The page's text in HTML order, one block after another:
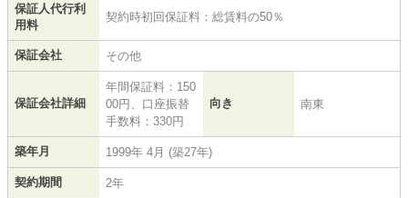
保証人代行利
用料
契約時初回保証料：総賃料の50％
保証会社 その他
保証会社詳細
年間保証料：150
00円、口座振替
手数料：330円
向き 南東
築年月 1999年 4月 (築27年)
契約期間 2年